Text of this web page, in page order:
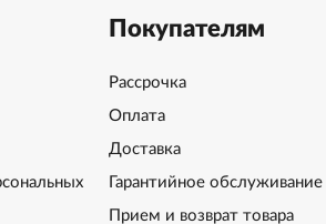
Покупателям
Рассрочка
Оплата
Доставка
Гарантийное обслуживание
Прием и возврат товара